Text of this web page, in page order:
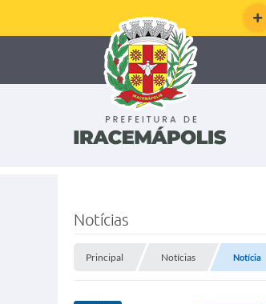
Notícias
Principal Notícias Notícia